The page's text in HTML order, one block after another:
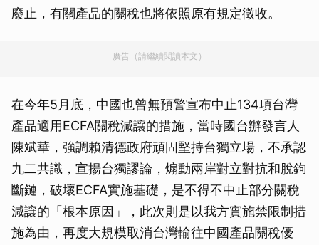
廢止，有關產品的關稅也將依照原有規定徵收。
廣告（請繼續閱讀本文）
在今年5月底，中國也曾無預警宣布中止134項台灣
產品適用ECFA關稅減讓的措施，當時國台辦發言人
陳斌華，強調賴清德政府頑固堅持台獨立場，不承認
九二共識，宣揚台獨謬論，煽動兩岸對立對抗和脫鉤
斷鏈，破壞ECFA實施基礎，是不得不中止部分關稅
減讓的「根本原因」，此次則是以我方實施禁限制措
施為由，再度大規模取消台灣輸往中國產品關稅優